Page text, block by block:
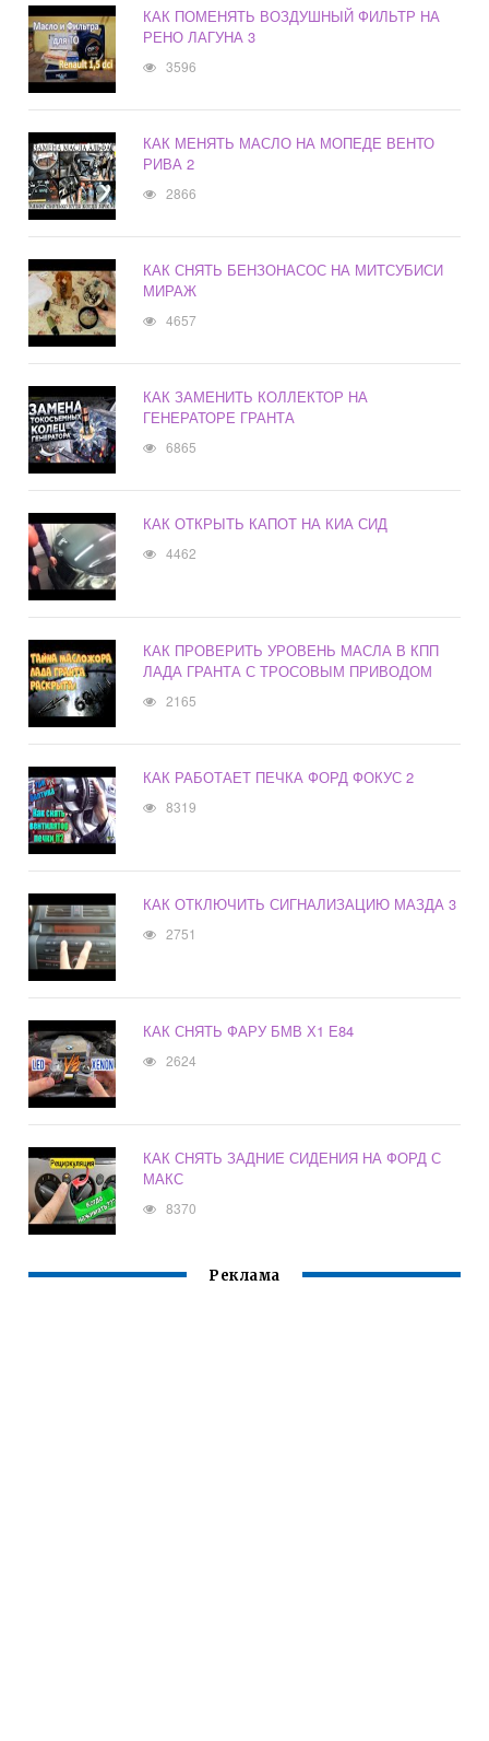
КАК ПОМЕНЯТЬ ВОЗДУШНЫЙ ФИЛЬТР НА
РЕНО ЛАГУНА 3
3596
КАК МЕНЯТЬ МАСЛО НА МОПЕДЕ ВЕНТО
РИВА 2
2866
КАК СНЯТЬ БЕНЗОНАСОС НА МИТСУБИСИ
МИРАЖ
4657
КАК ЗАМЕНИТЬ КОЛЛЕКТОР НА
ГЕНЕРАТОРЕ ГРАНТА
6865
КАК ОТКРЫТЬ КАПОТ НА КИА СИД
4462
КАК ПРОВЕРИТЬ УРОВЕНЬ МАСЛА В КПП
ЛАДА ГРАНТА С ТРОСОВЫМ ПРИВОДОМ
2165
КАК РАБОТАЕТ ПЕЧКА ФОРД ФОКУС 2
8319
КАК ОТКЛЮЧИТЬ СИГНАЛИЗАЦИЮ МАЗДА 3
2751
КАК СНЯТЬ ФАРУ БМВ Х1 Е84
2624
КАК СНЯТЬ ЗАДНИЕ СИДЕНИЯ НА ФОРД С
МАКС
8370
Реклама